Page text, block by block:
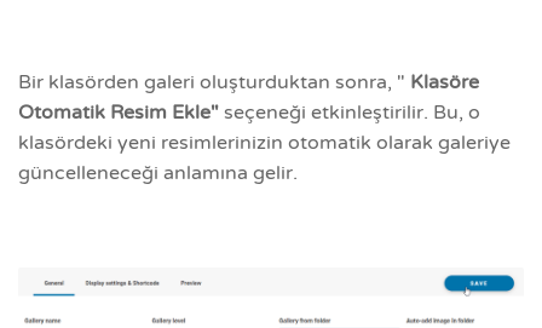
Bir klasörden galeri oluşturduktan sonra, " Klasöre
Otomatik Resim Ekle" seçeneği etkinleştirilir. Bu, o
klasördeki yeni resimlerinizin otomatik olarak galeriye
güncelleneceği anlamına gelir.